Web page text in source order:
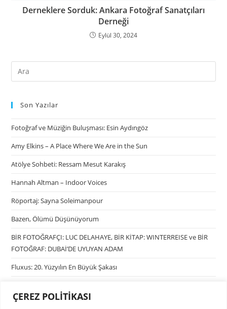
ÇEREZ POLİTİKASI
Derneklere Sorduk: Ankara Fotoğraf Sanatçıları
Derneği
Eylül 30, 2024
Son Yazılar
Fotoğraf ve Müziğin Buluşması: Esin Aydıngöz
Amy Elkins – A Place Where We Are in the Sun
Atölye Sohbeti: Ressam Mesut Karakış
Hannah Altman – Indoor Voices
Röportaj: Sayna Soleimanpour
Bazen, Ölümü Düşünüyorum
BİR FOTOĞRAFÇI: LUC DELAHAYE, BİR KİTAP: WINTERREISE ve BİR
FOTOĞRAF: DUBAİ’DE UYUYAN ADAM
Fluxus: 20. Yüzyılın En Büyük Şakası
Kategoriler